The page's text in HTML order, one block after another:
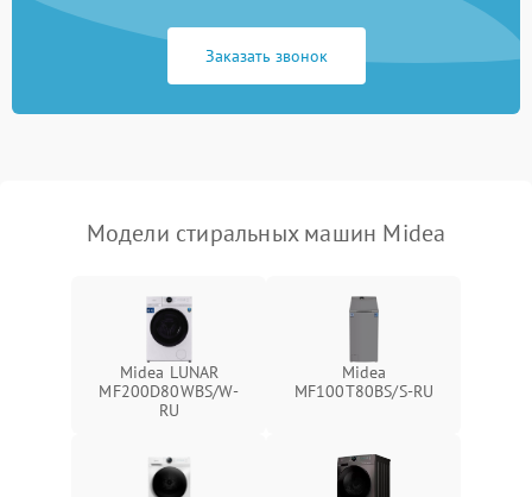
Заказать звонок
Модели стиральных машин Midea
Midea LUNAR
MF200D80WBS/W-
RU
Midea
MF100T80BS/S-RU